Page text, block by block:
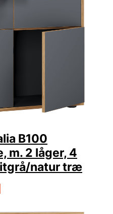
B100
m. 2 låger, 4
natur træ